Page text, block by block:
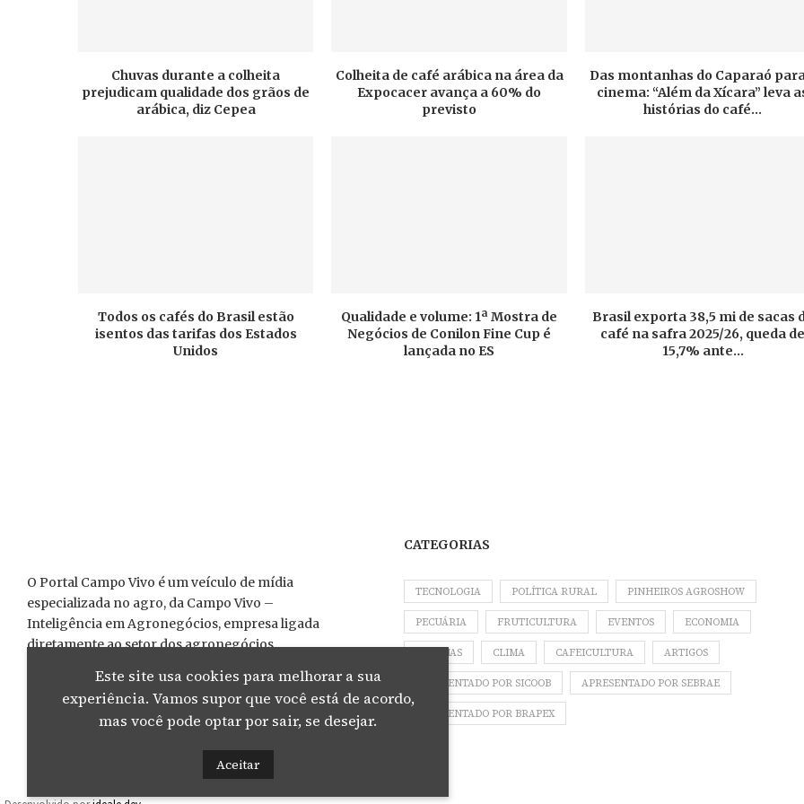
Chuvas durante a colheita
prejudicam qualidade dos grãos de
arábica, diz Cepea
Colheita de café arábica na área da
Expocacer avança a 60% do
previsto
Das montanhas do Caparaó
cinema: “Além da Xícara” leva
histórias do café...
Todos os cafés do Brasil estão
isentos das tarifas dos Estados
Unidos
Qualidade e volume: 1ª Mostra de
Negócios de Conilon Fine Cup é
lançada no ES
Brasil exporta 38,5 mi de sacas
café na safra 2025/26, queda de
15,7% ante...
O Portal Campo Vivo é um veículo de mídia
especializada no agro, da Campo Vivo –
Inteligência em Agronegócios, empresa ligada
diretamente ao setor dos agronegócios,
da agropecuária capixaba e nacional.
CATEGORIAS
TECNOLOGIA POLÍTICA RURAL PINHEIROS AGROSHOW
PECUÁRIA FRUTICULTURA EVENTOS ECONOMIA
COLUNAS CLIMA CAFEICULTURA ARTIGOS
APRESENTADO POR SICOOB APRESENTADO POR SEBRAE
APRESENTADO POR BRAPEX
Este site usa cookies para melhorar a sua
experiência. Vamos supor que você está de acordo,
mas você pode optar por sair, se desejar.
Aceitar